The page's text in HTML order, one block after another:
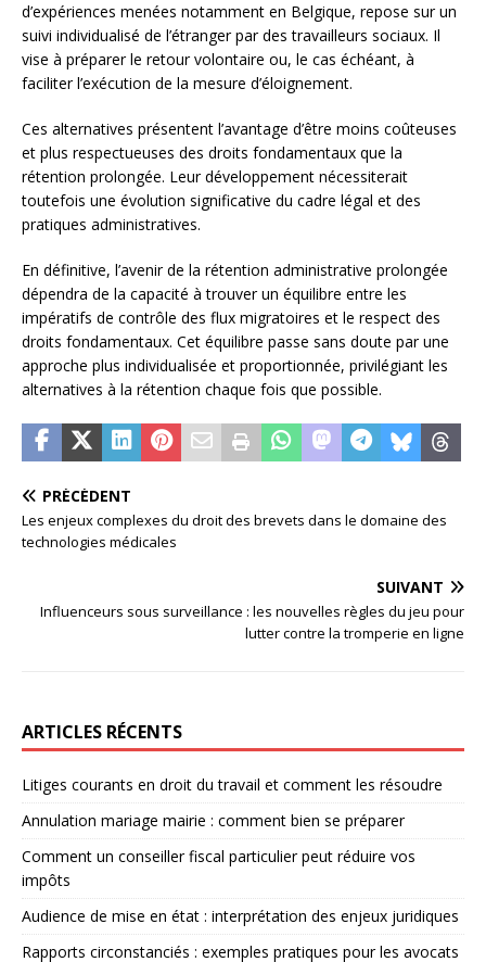
d’expériences menées notamment en Belgique, repose sur un
suivi individualisé de l’étranger par des travailleurs sociaux. Il
vise à préparer le retour volontaire ou, le cas échéant, à
faciliter l’exécution de la mesure d’éloignement.
Ces alternatives présentent l’avantage d’être moins coûteuses
et plus respectueuses des droits fondamentaux que la
rétention prolongée. Leur développement nécessiterait
toutefois une évolution significative du cadre légal et des
pratiques administratives.
En définitive, l’avenir de la rétention administrative prolongée
dépendra de la capacité à trouver un équilibre entre les
impératifs de contrôle des flux migratoires et le respect des
droits fondamentaux. Cet équilibre passe sans doute par une
approche plus individualisée et proportionnée, privilégiant les
alternatives à la rétention chaque fois que possible.
PRÉCÉDENT
Les enjeux complexes du droit des brevets dans le domaine des
technologies médicales
SUIVANT
Influenceurs sous surveillance : les nouvelles règles du jeu pour
lutter contre la tromperie en ligne
ARTICLES RÉCENTS
Litiges courants en droit du travail et comment les résoudre
Annulation mariage mairie : comment bien se préparer
Comment un conseiller fiscal particulier peut réduire vos
impôts
Audience de mise en état : interprétation des enjeux juridiques
Rapports circonstanciés : exemples pratiques pour les avocats